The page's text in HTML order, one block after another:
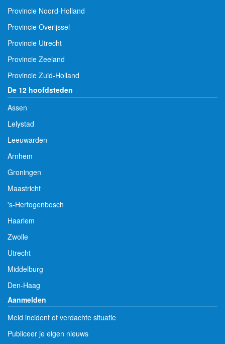
Provincie Noord-Holland
Provincie Overijssel
Provincie Utrecht
Provincie Zeeland
Provincie Zuid-Holland
De 12 hoofdsteden
Assen
Lelystad
Leeuwarden
Arnhem
Groningen
Maastricht
's-Hertogenbosch
Haarlem
Zwolle
Utrecht
Middelburg
Den-Haag
Aanmelden
Meld incident of verdachte situatie
Publiceer je eigen nieuws